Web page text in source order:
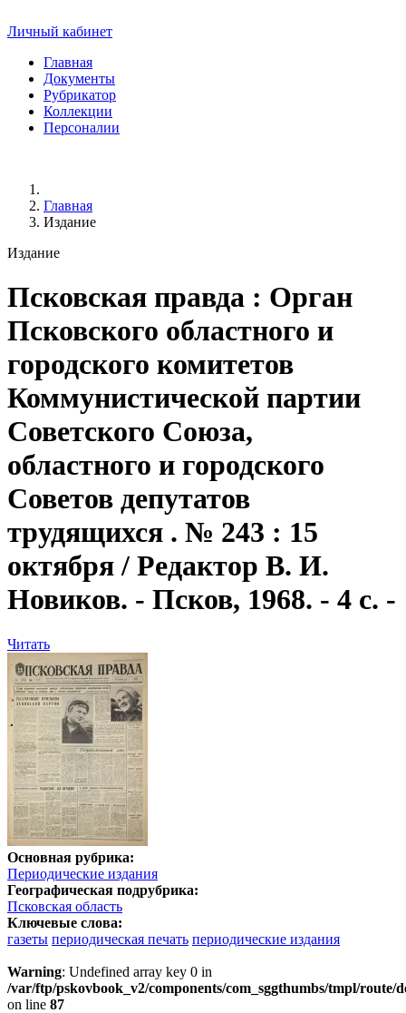
Личный кабинет
Главная
Документы
Рубрикатор
Коллекции
Персоналии
Главная
Издание
Издание
Псковская правда : Орган
Псковского областного и
городского комитетов
Коммунистической партии
Советского Союза,
областного и городского
Советов депутатов
трудящихся . № 243 : 15
октября / Редактор В. И.
Новиков. - Псков, 1968. - 4 с. -
Читать
Основная рубрика:
Периодические издания
Географическая подрубрика:
Псковская область
Ключевые слова:
газеты периодическая печать периодические издания
Warning: Undefined array key 0 in
/var/ftp/pskovbook_v2/components/com_sggthumbs/tmpl/route/
on line 87